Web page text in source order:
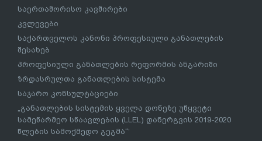
საერთაშორისო კავშირები
კვლევები
საქართველოს კანონი პროფესიული განათლების
შესახებ
პროფესიული განათლების რეფორმის ანგარიში
ზრდასრულთა განათლების სისტემა
საჯარო კონსულტაციები
„განათლების სისტემის ყველა დონეზე უწყვეტი
სამეწარმეო სწაავლების (LLEL) დანერგვის 2019-2020
წლების სამოქმედო გეგმა“’